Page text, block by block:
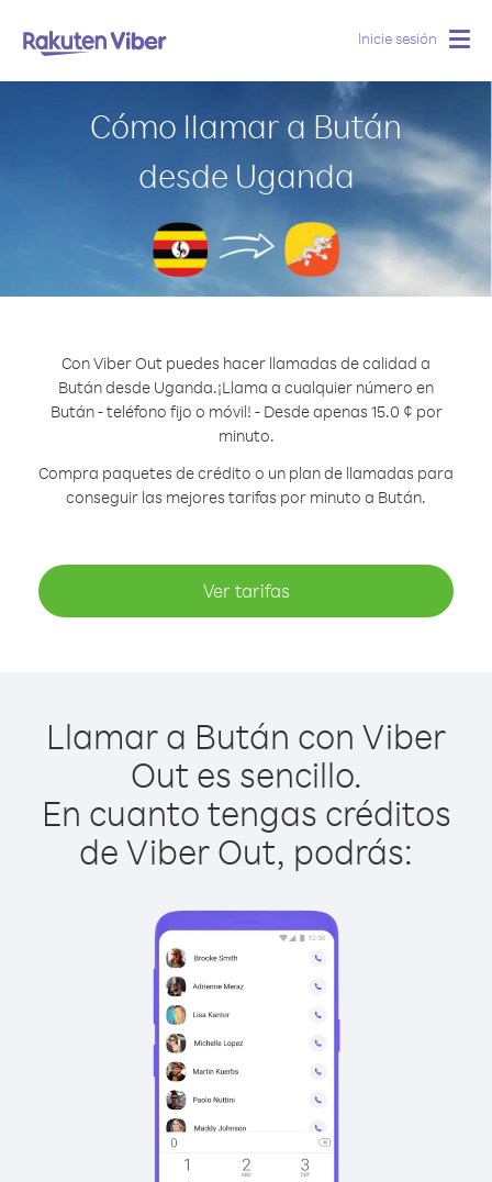
Inicie sesión
Cómo llamar a Bután
desde Uganda
Con Viber Out puedes hacer llamadas de calidad a
Bután desde Uganda.¡Llama a cualquier número en
Bután - teléfono fijo o móvil! - Desde apenas 15.0 ¢ por
minuto.
Compra paquetes de crédito o un plan de llamadas para
conseguir las mejores tarifas por minuto a Bután.
Ver tarifas
Llamar a Bután con Viber
Out es sencillo.
En cuanto tengas créditos
de Viber Out, podrás: